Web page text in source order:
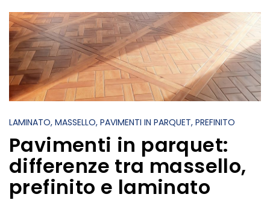
LAMINATO, MASSELLO, PAVIMENTI IN PARQUET, PREFINITO
Pavimenti in parquet:
differenze tra massello,
prefinito e laminato